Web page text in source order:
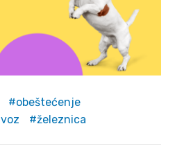
obeštećenje
voz železnica